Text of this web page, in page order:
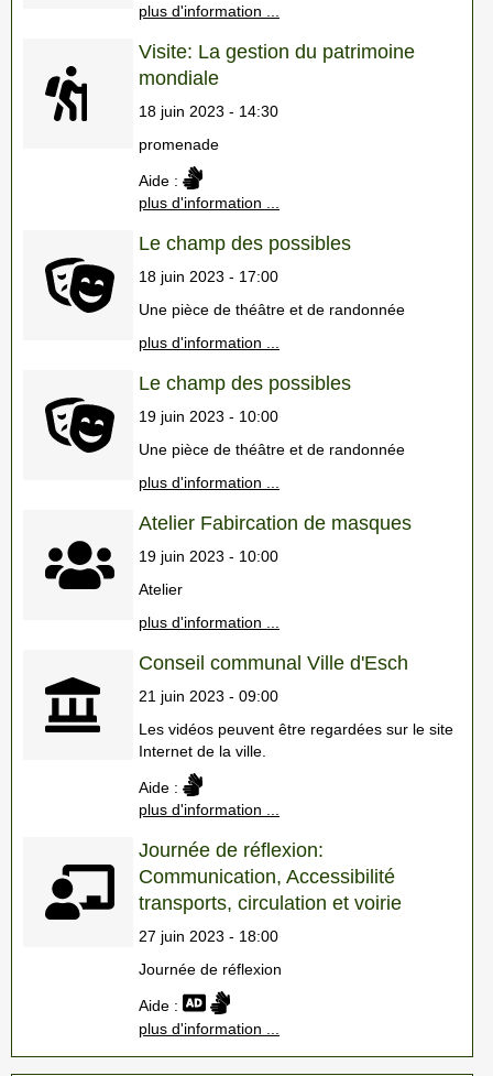
plus d'information ...
Visite: La gestion du patrimoine
mondiale
18 juin 2023 - 14:30
promenade
Aide :
plus d'information ...
Le champ des possibles
18 juin 2023 - 17:00
Une pièce de théâtre et de randonnée
plus d'information ...
Le champ des possibles
19 juin 2023 - 10:00
Une pièce de théâtre et de randonnée
plus d'information ...
Atelier Fabircation de masques
19 juin 2023 - 10:00
Atelier
plus d'information ...
Conseil communal Ville d'Esch
21 juin 2023 - 09:00
Les vidéos peuvent être regardées sur le site
Internet de la ville.
Aide :
plus d'information ...
Journée de réflexion:
Communication, Accessibilité
transports, circulation et voirie
27 juin 2023 - 18:00
Journée de réflexion
Aide :
plus d'information ...